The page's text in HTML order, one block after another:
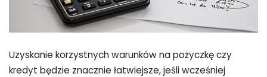
Uzyskanie korzystnych warunków na pożyczkę czy
kredyt będzie znacznie łatwiejsze, jeśli wcześniej